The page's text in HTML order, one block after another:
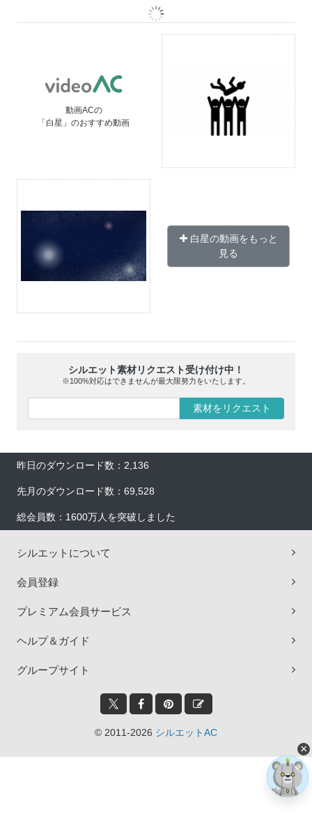
動画ACの
「白星」のおすすめ動画
白星の動画をもっと
見る
シルエット素材リクエスト受け付け中！
※100%対応はできませんが最大限努力をいたします。
素材をリクエスト
昨日のダウンロード数：2,136
先月のダウンロード数：69,528
総会員数：1600万人を突破しました
シルエットについて
会員登録
プレミアム会員サービス
ヘルプ＆ガイド
グループサイト
© 2011-2026 シルエットAC
×